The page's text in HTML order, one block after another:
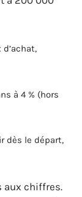
à 4 % (hors
dès le départ,
aux chiffres.